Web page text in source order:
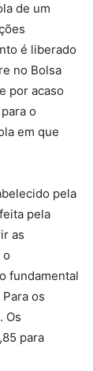
de um
é liberado
no Bolsa
por acaso
o
em que
pela
feita pela
as
o
fundamental
Para os
Os
para